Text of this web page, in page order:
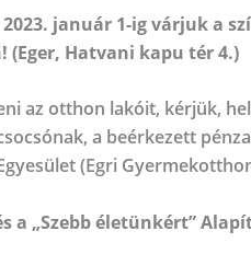
január 1-ig várjuk a
Hatvani kapu tér 4.)
az otthon lakóit, kérjük,
a beérkezett
(Egri
a „Szebb életünkért”